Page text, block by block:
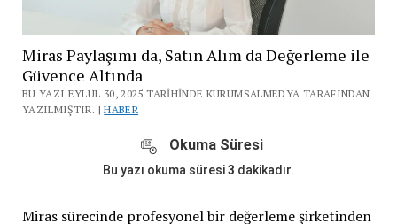
Miras Paylaşımı da, Satın Alım da Değerleme ile
Güvence Altında
BU YAZI EYLÜL 30, 2025 TARIHINDE KURUMSALMEDYA TARAFINDAN
YAZILMIŞTIR. |HABER
Okuma Süresi
Bu yazı okuma süresi3 dakikadır.
Miras sürecinde profesyonel bir değerleme şirketinden